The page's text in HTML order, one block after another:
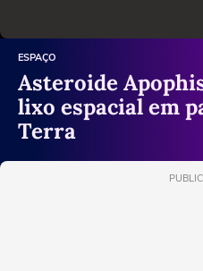
ESPAÇO
Asteroide
lixo espacial em
Terra